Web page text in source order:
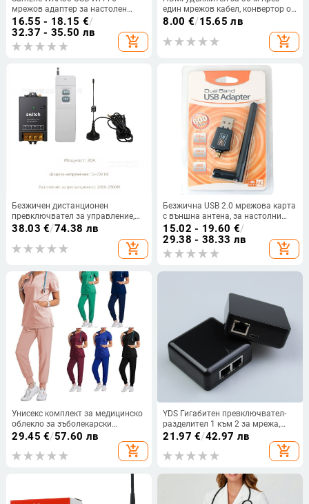
мрежов адаптер за настолен
компютър и лаптоп
16.55 - 18.15 €/
32.37 - 35.50 лв
add_shopping_cart
един мрежов кабел, конвертор от
мрежов порт към HDMI, 1080P
стабилна висока дефиниция
8.00 €/15.65 лв
add_shopping_cart
Безжичен дистанционен
превключвател за управление,
DC12-72V, 30A, RF433, за водна
38.03 €/74.38 лв
add_shopping_cart
Безжична USB 2.0 мрежова карта
с външна антена, за настолни
компютри и лаптопи, 150 Mbps,
802.11b
15.02 - 19.60 €/
29.38 - 38.33 лв
add_shopping_cart
Унисекс комплект за медицинско
облекло за зъболекарски
кабинет: дишаща полиестер-
влагоотводящи свойства, къс
29.45 €/57.60 лв
add_shopping_cart
YDS Гигабитен превключвател-
разделител 1 към 2 за мрежа,
модел Gigabit 1.2
21.97 €/42.97 лв
add_shopping_cart